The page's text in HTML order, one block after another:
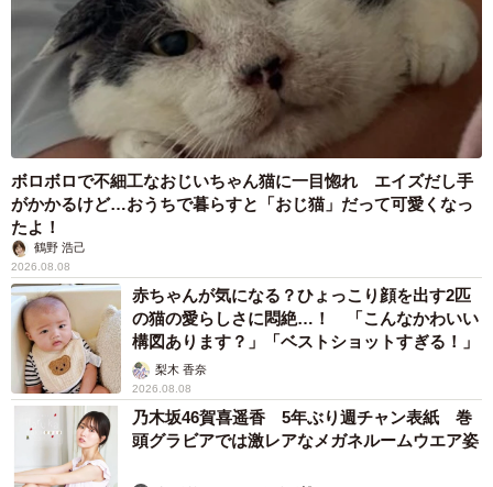
ボロボロで不細工なおじいちゃん猫に一目惚れ エイズだし手
がかかるけど…おうちで暮らすと「おじ猫」だって可愛くなっ
たよ！
鶴野 浩己
2026.08.08
赤ちゃんが気になる？ひょっこり顔を出す2匹
の猫の愛らしさに悶絶…！ 「こんなかわいい
構図あります？」「ベストショットすぎる！」
梨木 香奈
2026.08.08
乃木坂46賀喜遥香 5年ぶり週チャン表紙 巻
頭グラビアでは激レアなメガネルームウエア姿